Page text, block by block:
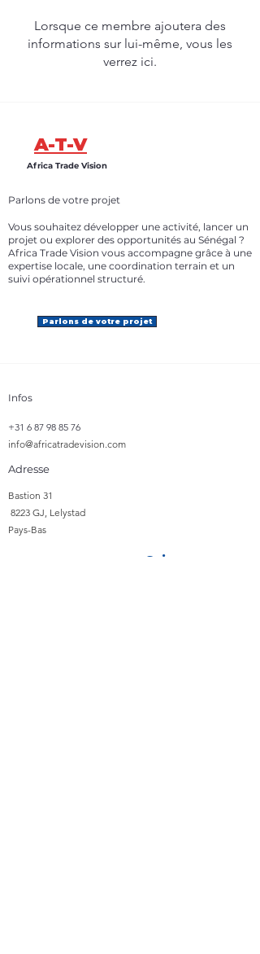
Lorsque ce membre ajoutera des
informations sur lui-même, vous les
verrez ici.
A-T-V
Africa Trade Vision
Parlons de votre projet
Vous souhaitez développer une activité, lancer un
projet ou explorer des opportunités au Sénégal ?
Africa Trade Vision vous accompagne grâce à une
expertise locale, une coordination terrain et un
suivi opérationnel structuré.
Parlons de votre projet
Infos
+31 6 87 98 85 76
info@africatradevision.com
Adresse
​Bastion 31
8223 GJ, Lelystad
Pays-Bas
Suivre